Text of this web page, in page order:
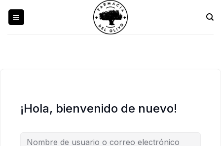
¡Hola, bienvenido de nuevo!